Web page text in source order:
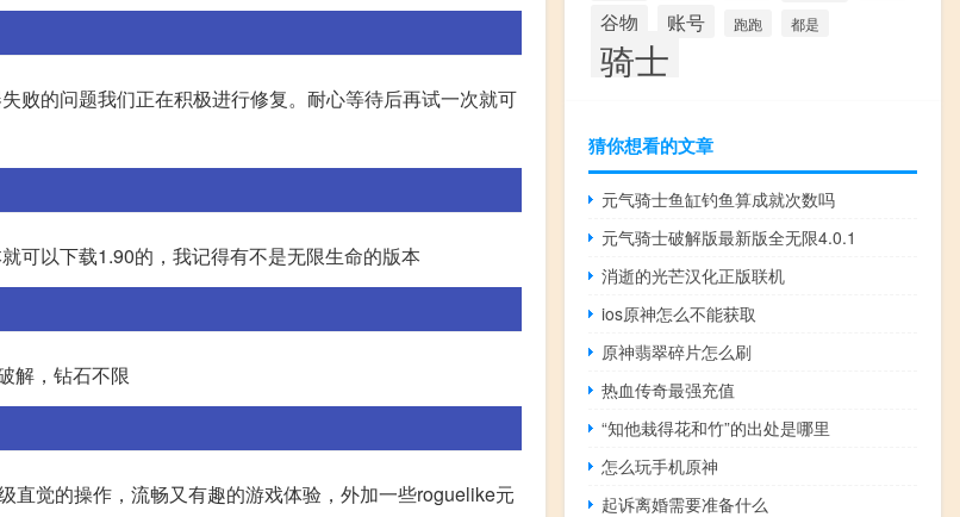
败的问题我们正在积极进行修复。耐心等待后再试一次就可
可以下载1.90的，我记得有不是无限生命的版本
解，钻石不限
直觉的操作，流畅又有趣的游戏体验，外加一些roguelike元
谷物 账号 跑跑 都是
骑士
猜你想看的文章
元气骑士鱼缸钓鱼算成就次数吗
元气骑士破解版最新版全无限4.0.1
消逝的光芒汉化正版联机
ios原神怎么不能获取
原神翡翠碎片怎么刷
热血传奇最强充值
“知他栽得花和竹”的出处是哪里
怎么玩手机原神
起诉离婚需要准备什么